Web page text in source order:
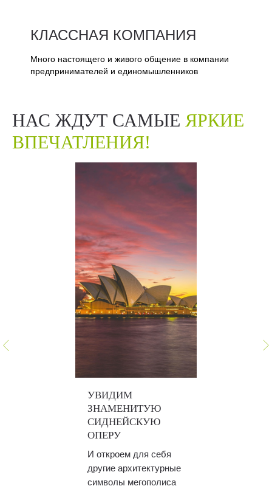
КЛАССНАЯ КОМПАНИЯ
Много настоящего и живого общение в компании
предпринимателей и единомышленников
НАС ЖДУТ САМЫЕ ЯРКИЕ
ВПЕЧАТЛЕНИЯ!
УВИДИМ
ЗНАМЕНИТУЮ
СИДНЕЙСКУЮ
ОПЕРУ
И откроем для себя
другие архитектурные
символы мегополиса